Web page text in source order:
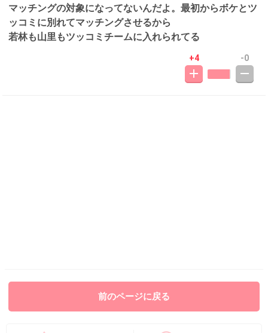
マッチングの対象になってないんだよ。最初からボケとツ
ッコミに別れてマッチングさせるから
若林も山里もツッコミチームに入れられてる
+4 -0
前のページに戻る